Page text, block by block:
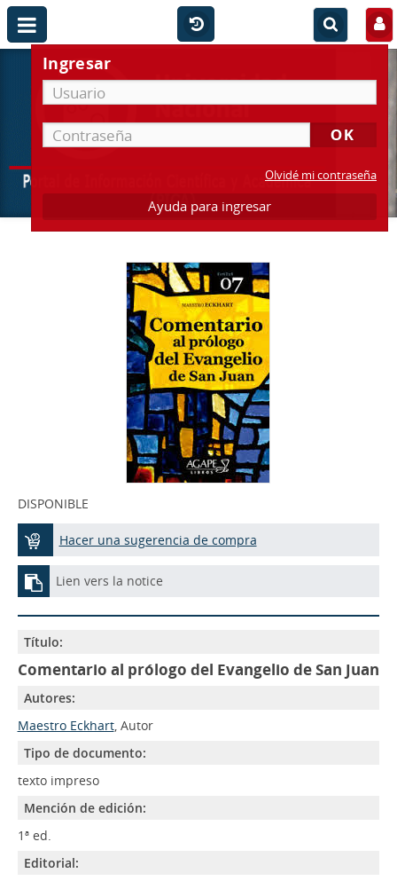
Ingresar
Olvidé mi contraseña
Ayuda para ingresar
DISPONIBLE
Hacer una sugerencia de compra
Lien vers la notice
Título:
Comentario al prólogo del Evangelio de San Juan
Autores:
Maestro Eckhart, Autor
Tipo de documento:
texto impreso
Mención de edición:
1ª ed.
Editorial: